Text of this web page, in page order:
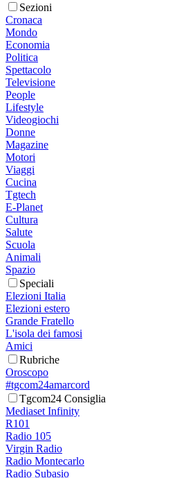
Sezioni
Cronaca
Mondo
Economia
Politica
Spettacolo
Televisione
People
Lifestyle
Videogiochi
Donne
Magazine
Motori
Viaggi
Cucina
Tgtech
E-Planet
Cultura
Salute
Scuola
Animali
Spazio
Speciali
Elezioni Italia
Elezioni estero
Grande Fratello
L'isola dei famosi
Amici
Rubriche
Oroscopo
#tgcom24amarcord
Tgcom24 Consiglia
Mediaset Infinity
R101
Radio 105
Virgin Radio
Radio Montecarlo
Radio Subasio